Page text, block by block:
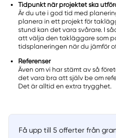
Tidpunkt när projektet ska
Är du ute i god tid med
planera in ett projekt för
stund kan det vara svårare. I
att välja den takläggare som
tidsplaneringen när du jämför
Referenser
Även om vi har stämt av så
det vara bra att själv be om
Det är alltid en extra trygghet.
Få upp till 5 offerter från